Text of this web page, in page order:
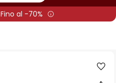
Fino al -70%